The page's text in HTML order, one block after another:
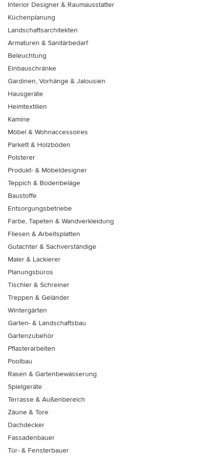
Interior Designer & Raumausstatter
Küchenplanung
Landschaftsarchitekten
Armaturen & Sanitärbedarf
Beleuchtung
Einbauschränke
Gardinen, Vorhänge & Jalousien
Hausgeräte
Heimtextilien
Kamine
Möbel & Wohnaccessoires
Parkett & Holzböden
Polsterer
Produkt- & Möbeldesigner
Teppich & Bodenbeläge
Baustoffe
Entsorgungsbetriebe
Farbe, Tapeten & Wandverkleidung
Fliesen & Arbeitsplatten
Gutachter & Sachverständige
Maler & Lackierer
Planungsbüros
Tischler & Schreiner
Treppen & Geländer
Wintergärten
Garten- & Landschaftsbau
Gartenzubehör
Pflasterarbeiten
Poolbau
Rasen & Gartenbewässerung
Spielgeräte
Terrasse & Außenbereich
Zäune & Tore
Dachdecker
Fassadenbauer
Tür- & Fensterbauer